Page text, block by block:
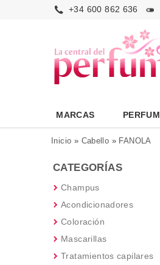
+34 600 862 636
MARCAS
Inicio » Cabello » FANOLA
CATEGORÍAS
Champus
Acondicionadores
Coloración
Mascarillas
Tratamientos capilares